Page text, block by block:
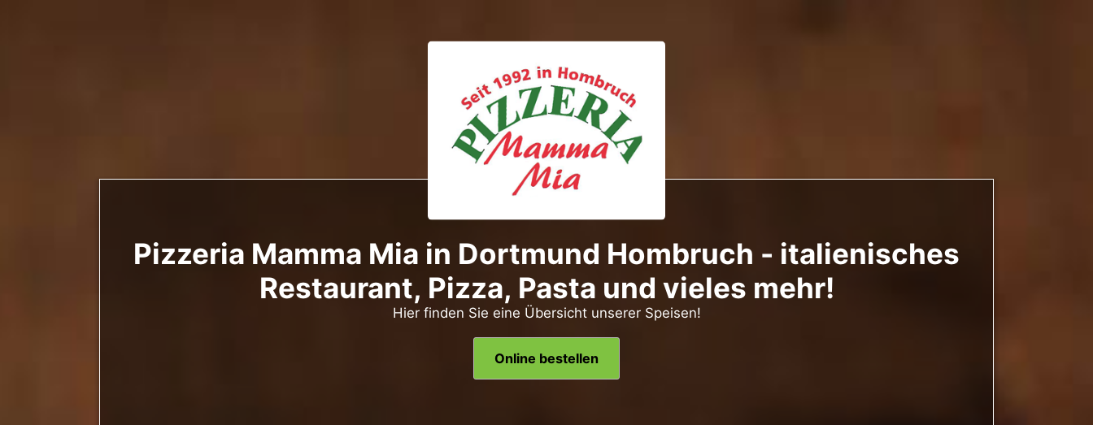
Pizzeria Mamma Mia in Dortmund Hombruch - italienisches
Restaurant, Pizza, Pasta und vieles mehr!
Hier finden Sie eine Übersicht unserer Speisen!
Online bestellen